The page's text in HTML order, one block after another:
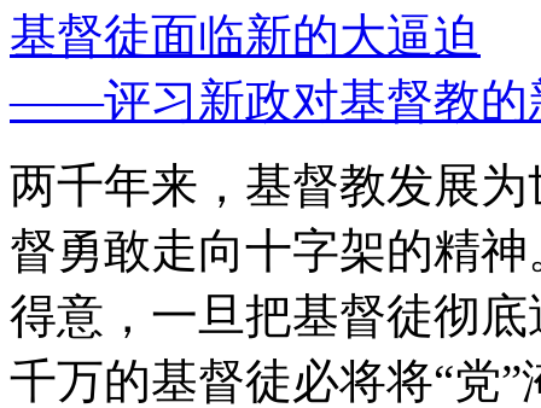
基督徒面临新的大逼迫
——评习新政对基督教的
两千年来，基督教发展
督勇敢走向十字架的精
得意，一旦把基督徒彻
千万的基督徒必将将“党”